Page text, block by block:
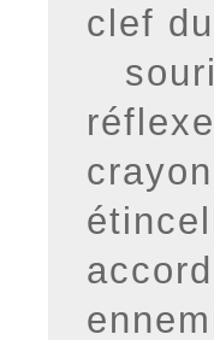
clef
réflexe
crayon
accord